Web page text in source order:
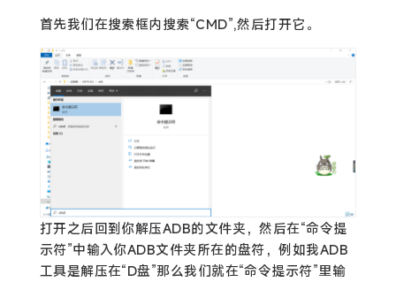
首先我们在搜索框内搜索“CMD”,然后打开它。
打开之后回到你解压ADB的文件夹，然后在“命令提
示符”中输入你ADB文件夹所在的盘符，例如我ADB
工具是解压在“D盘”那么我们就在“命令提示符”里输